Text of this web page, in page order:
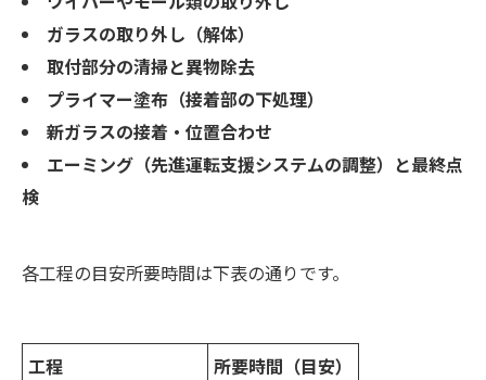
ガラスの取り外し（解体）
取付部分の清掃と異物除去
プライマー塗布（接着部の下処理）
新ガラスの接着・位置合わせ
エーミング（先進運転支援システムの調整）と最終点
検
各工程の目安所要時間は下表の通りです。
工程
所要時間（目安）